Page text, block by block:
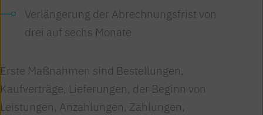
Verlängerung der Abrechnungsfrist von
drei auf sechs Monate
Erste Maßnahmen sind Bestellungen,
Kaufverträge, Lieferungen, der Beginn von
Leistungen, Anzahlungen, Zahlungen,